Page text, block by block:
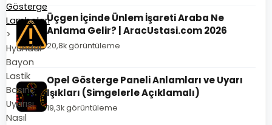
Gösterge
Lambaları
>
Hyundai
Bayon
Lastik
Basınç
Uyarısı
Nasıl
Üçgen İçinde Ünlem İşareti Araba Ne
Anlama Gelir? | AracUstasi.com 2026
20,8k görüntüleme
Opel Gösterge Paneli Anlamları ve Uyarı
Işıkları (Simgelerle Açıklamalı)
19,3k görüntüleme